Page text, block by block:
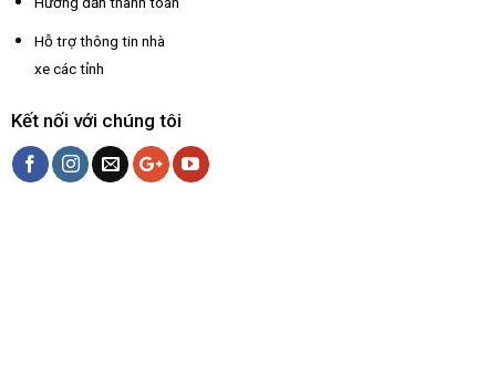
Hỗ trợ thông tin nhà
xe các tỉnh
Kết nối với chúng tôi